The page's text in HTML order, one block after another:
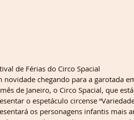
de Férias do Circo Spacial
novidade chegando para a garotada
de Janeiro, o Circo Spacial, que
o espetáculo circense
os personagens infantis mais